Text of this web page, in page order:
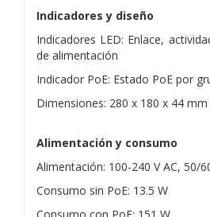
Indicadores y diseño
Indicadores LED: Enlace,
de alimentación
Indicador PoE: Estado PoE por
Dimensiones: 280 x 180 x 44 mm
Alimentación y consumo
Alimentación: 100-240 V AC, 50/
Consumo sin PoE: 13.5 W
Consumo con PoE: 151 W